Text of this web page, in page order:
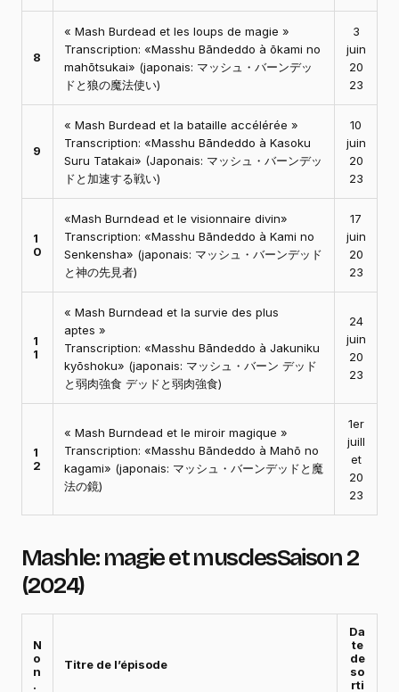
8
« Mash Burdead et les loups de magie »
Transcription: «Masshu Bāndeddo à ōkami no
mahōtsukai» (japonais: マッシュ・バーンデッ
ドと狼の魔法使い)
3
juin
20
23
9
« Mash Burdead et la bataille accélérée »
Transcription: «Masshu Bāndeddo à Kasoku
Suru Tatakai» (Japonais: マッシュ・バーンデッ
ドと加速する戦い)
10
juin
20
23
1
0
«Mash Burndead et le visionnaire divin»
Transcription: «Masshu Bāndeddo à Kami no
Senkensha» (japonais: マッシュ・バーンデッド
と神の先見者)
17
juin
20
23
1
1
« Mash Burndead et la survie des plus
aptes »
Transcription: «Masshu Bāndeddo à Jakuniku
kyōshoku» (japonais: マッシュ・バーン デッド
と弱肉強食 デッドと弱肉強食)
24
juin
20
23
1
2
« Mash Burndead et le miroir magique »
Transcription: «Masshu Bāndeddo à Mahō no
kagami» (japonais: マッシュ・バーンデッドと魔
法の鏡)
1er
juill
et
20
23
Mashle: magie et musclesSaison 2
(2024)
N
o
n
.
Titre de l’épisode
Da
te
de
so
rti